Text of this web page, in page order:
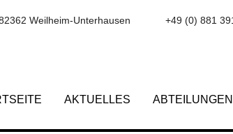
Weilheim-Unterhausen +49 (0) 881
AKTUELLES ABTEILUNGEN